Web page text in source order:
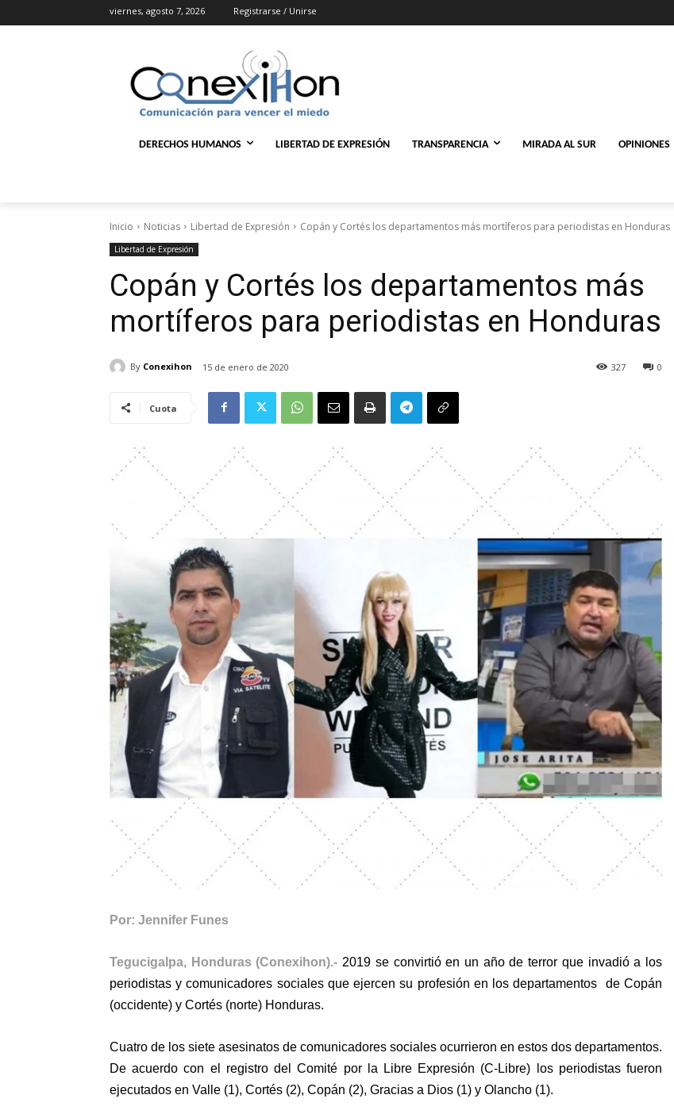
viernes, agosto 7, 2026 Registrarse / Unirse
DERECHOS HUMANOS LIBERTAD DE EXPRESIÓN TRANSPARENCIA MIRADA AL SUR OPINIONES
Inicio Noticias Libertad de Expresión Copán y Cortés los departamentos más mortíferos para periodistas en Honduras
Libertad de Expresión
Copán y Cortés los departamentos más
mortíferos para periodistas en Honduras
By Conexihon 15 de enero de 2020 0
327
Cuota
Por: Jennifer Funes
Tegucigalpa, Honduras (Conexihon).- 2019 se convirtió en un año de terror que invadió a los
periodistas y comunicadores sociales que ejercen su profesión en los departamentos de Copán
(occidente) y Cortés (norte) Honduras.
Cuatro de los siete asesinatos de comunicadores sociales ocurrieron en estos dos departamentos.
De acuerdo con el registro del Comité por la Libre Expresión (C-Libre) los periodistas fueron
ejecutados en Valle (1), Cortés (2), Copán (2), Gracias a Dios (1) y Olancho (1).